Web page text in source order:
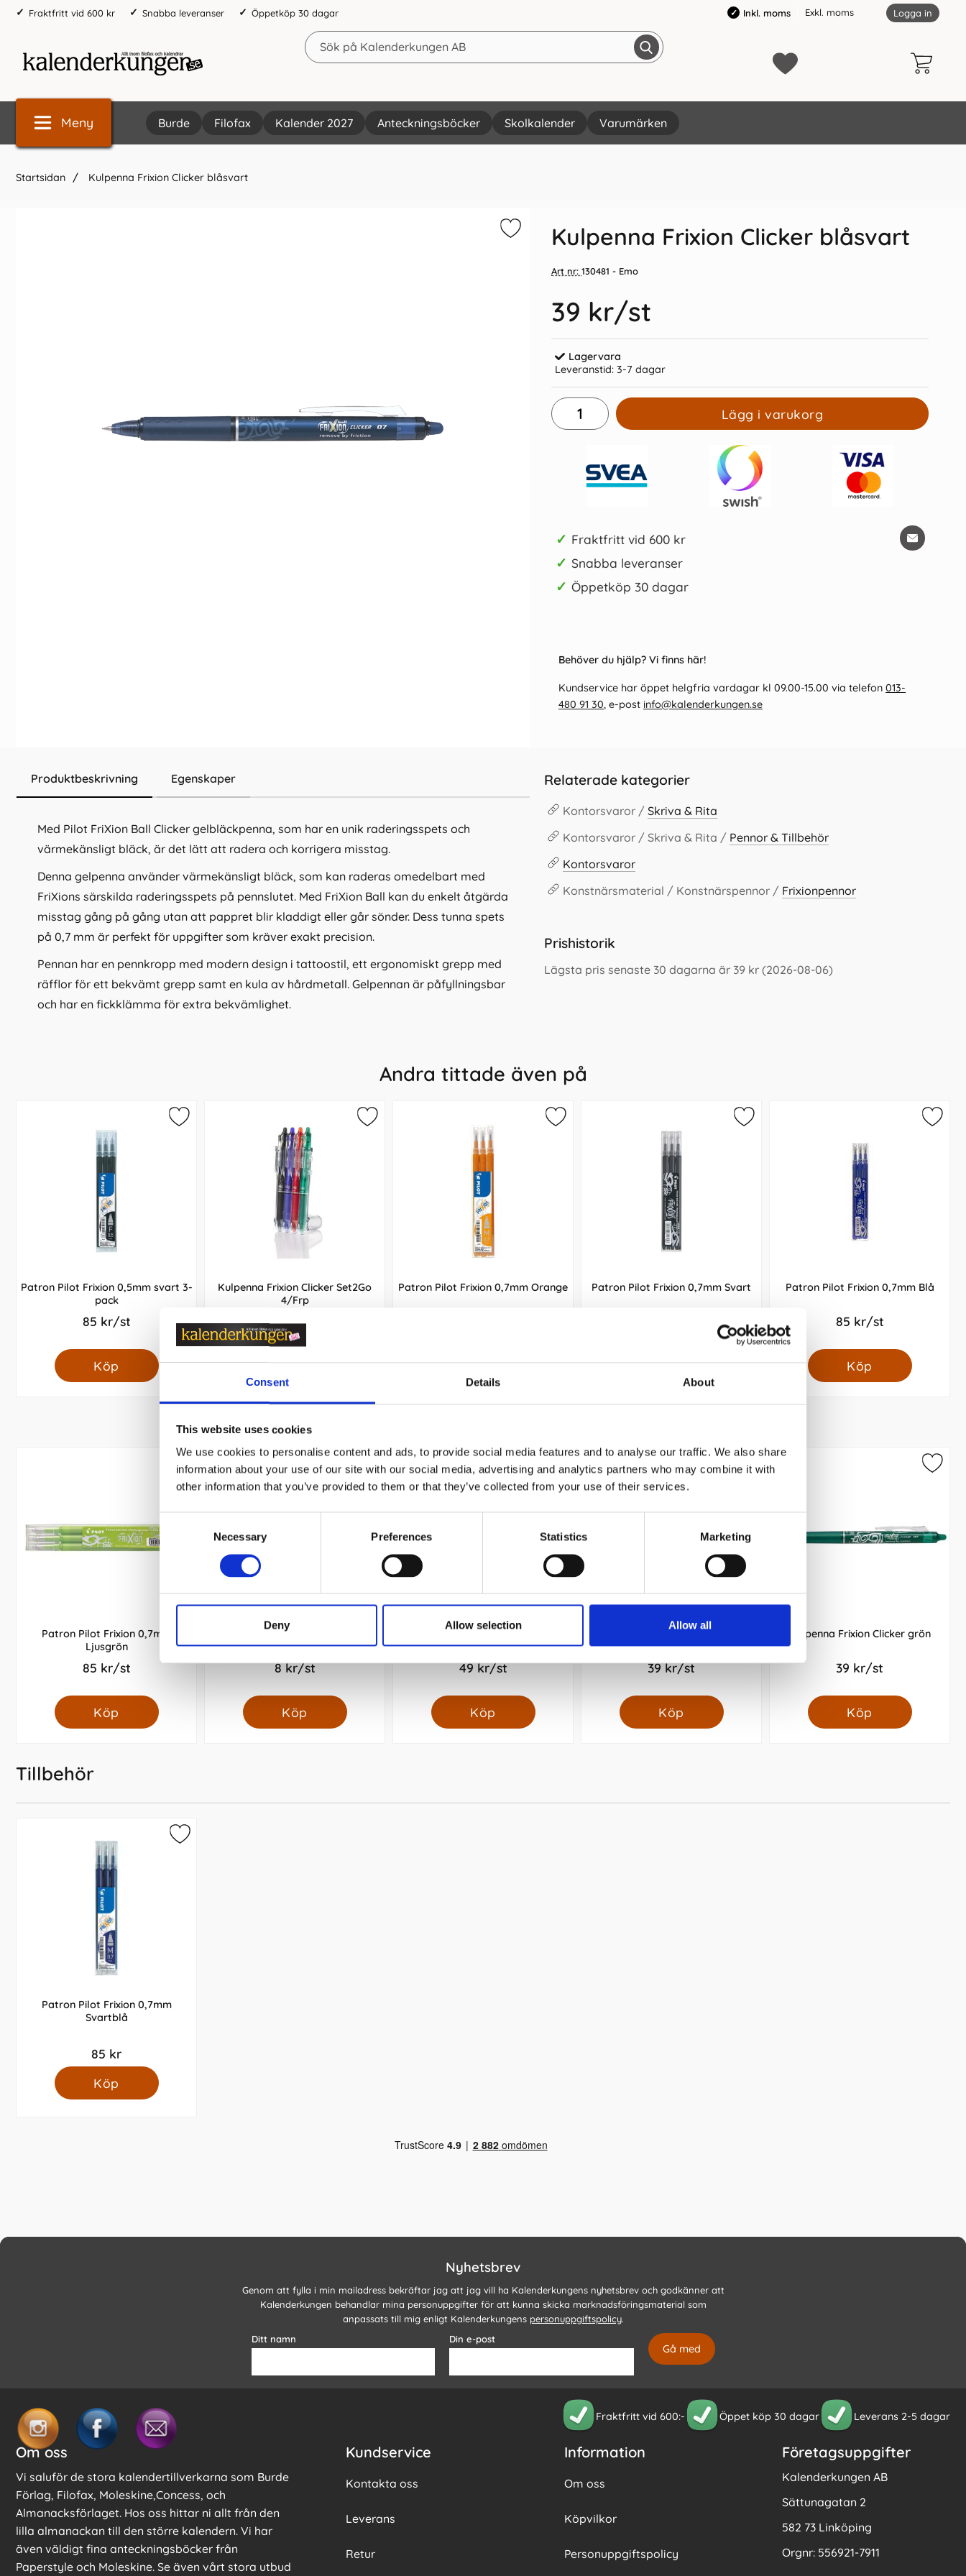
Consent Details About
This website uses cookies
We use cookies to personalise content and ads, to provide social media features and to analyse our traffic. We also share
information about your use of our site with our social media, advertising and analytics partners who may combine it with
other information that you’ve provided to them or that they’ve collected from your use of their services.
Selection
Necessary Preferences Statistics Marketing
Deny Allow selection Allow all
Fraktfritt vid 600 kr Snabba leveranser Öppetköp 30 dagar Inkl. moms Exkl. moms Logga in
Meny Burde Filofax Kalender 2027 Anteckningsböcker Skolkalender Varumärken
Startsidan Kulpenna Frixion Clicker blåsvart
Vi rekommenderar
Indexflikar och Frixion clicker svart Kulpenna Frixion Clicker ljusblå
Patron Pilot Frixion 0,7mm
Kulpenna Frixion Clicker orange
85 kr/st
Kulpenna Frixion Clicker blåsvart
Art nr: 130481 - Emo
39 kr/st
Lagervara
Leveranstid: 3-7 dagar
Lägg i varukorg
✓ Fraktfritt vid 600 kr
✓ Snabba leveranser
✓ Öppetköp 30 dagar
Behöver du hjälp? Vi finns här!
Kundservice har öppet helgfria vardagar kl 09.00-15.00 via telefon 013-
480 91 30, e-post info@kalenderkungen.se
Produktbeskrivning Egenskaper
Med Pilot FriXion Ball Clicker gelbläckpenna, som har en unik raderingsspets och
värmekänsligt bläck, är det lätt att radera och korrigera misstag.
Denna gelpenna använder värmekänsligt bläck, som kan raderas omedelbart med
FriXions särskilda raderingsspets på pennslutet. Med FriXion Ball kan du enkelt åtgärda
misstag gång på gång utan att pappret blir kladdigt eller går sönder. Dess tunna spets
på 0,7 mm är perfekt för uppgifter som kräver exakt precision.
Pennan har en pennkropp med modern design i tattoostil, ett ergonomiskt grepp med
räfflor för ett bekvämt grepp samt en kula av hårdmetall. Gelpennan är påfyllningsbar
och har en fickklämma för extra bekvämlighet.
Relaterade kategorier
Kontorsvaror / Skriva & Rita
Kontorsvaror / Skriva & Rita / Pennor & Tillbehör
Kontorsvaror
Konstnärsmaterial / Konstnärspennor / Frixionpennor
Prishistorik
Lägsta pris senaste 30 dagarna är 39 kr (2026-08-06)
Andra tittade även på
Patron Pilot Frixion 0,5mm svart 3-
pack
85 kr/st
Köp
Kulpenna Frixion Clicker Set2Go
4/Frp
159 kr/st
Köp
Patron Pilot Frixion 0,7mm Orange
Köp
Patron Pilot Frixion 0,7mm Svart
Köp
Patron Pilot Frixion 0,7mm Blå
85 kr/st
Köp
Patron Pilot Frixion 0,7mm
Ljusgrön
85 kr/st
Köp
Kulpenna Office 0,7 Röd
8 kr/st
Köp
49 kr/st
Köp
39 kr/st
Köp
Kulpenna Frixion Clicker grön
39 kr/st
Köp
Tillbehör
Patron Pilot Frixion 0,7mm
Svartblå
85 kr
Köp
Nyhetsbrev
Genom att fylla i min mailadress bekräftar jag att jag vill ha Kalenderkungens nyhetsbrev och godkänner att
Kalenderkungen behandlar mina personuppgifter för att kunna skicka marknadsföringsmaterial som
anpassats till mig enligt Kalenderkungens personuppgiftspolicy.
Ditt namn
Din e-post
Fraktfritt vid 600:- Öppet köp 30 dagar Leverans 2-5 dagar
Om oss
Vi saluför de stora kalendertillverkarna som Burde
Förlag, Filofax, Moleskine,Concess, och
Almanacksförlaget. Hos oss hittar ni allt från den
lilla almanackan till den större kalendern. Vi har
även väldigt fina anteckningsböcker från
Paperstyle och Moleskine. Se även vårt stora utbud
Kundservice
Kontakta oss
Leverans
Retur
Information
Om oss
Köpvilkor
Personuppgiftspolicy
Företagsuppgifter
Kalenderkungen AB
Sättunagatan 2
582 73 Linköping
Orgnr: 556921-7911